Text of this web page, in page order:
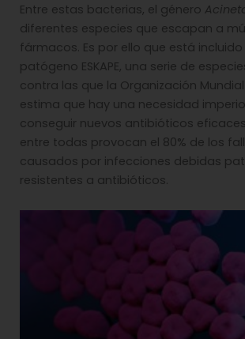
Entre estas bacterias, el género
diferentes especies que escapan a
fármacos. Es por ello que está
patógeno ESKAPE, una serie de
contra las que la Organización
estima que hay una necesidad
conseguir nuevos antibióticos
entre todas provocan el 80% de los
causados por infecciones debidas
resistentes a antibióticos.